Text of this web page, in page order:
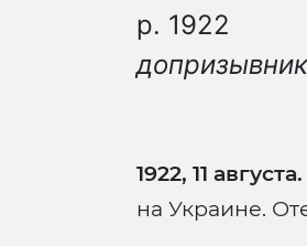
р. 1922
1922, 11 августа.
на Украине.